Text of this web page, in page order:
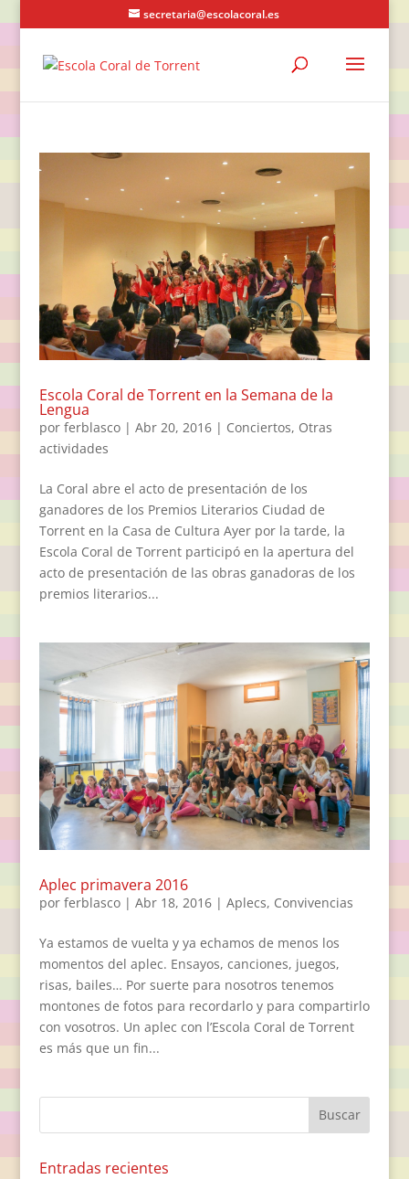
secretaria@escolacoral.es
Escola Coral de Torrent en la Semana de la
Lengua
por ferblasco| Abr 20, 2016| Conciertos, Otras
actividades
La Coral abre el acto de presentación de los
ganadores de los Premios Literarios Ciudad de
Torrent en la Casa de Cultura Ayer por la tarde, la
Escola Coral de Torrent participó en la apertura del
acto de presentación de las obras ganadoras de los
premios literarios...
Aplec primavera 2016
por ferblasco| Abr 18, 2016| Aplecs, Convivencias
Ya estamos de vuelta y ya echamos de menos los
momentos del aplec. Ensayos, canciones, juegos,
risas, bailes… Por suerte para nosotros tenemos
montones de fotos para recordarlo y para compartirlo
con vosotros. Un aplec con l’Escola Coral de Torrent
es más que un fin...
Entradas recientes